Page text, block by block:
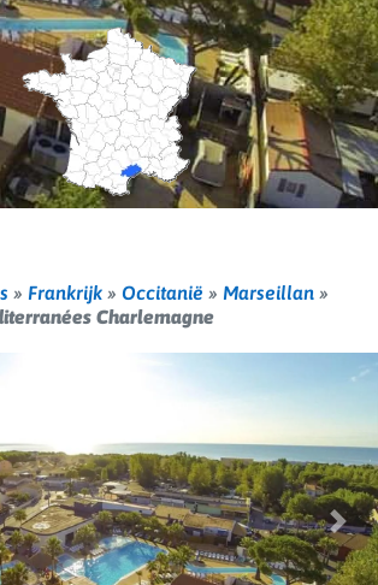
» Frankrijk » Occitanië » Marseillan »
Charlemagne